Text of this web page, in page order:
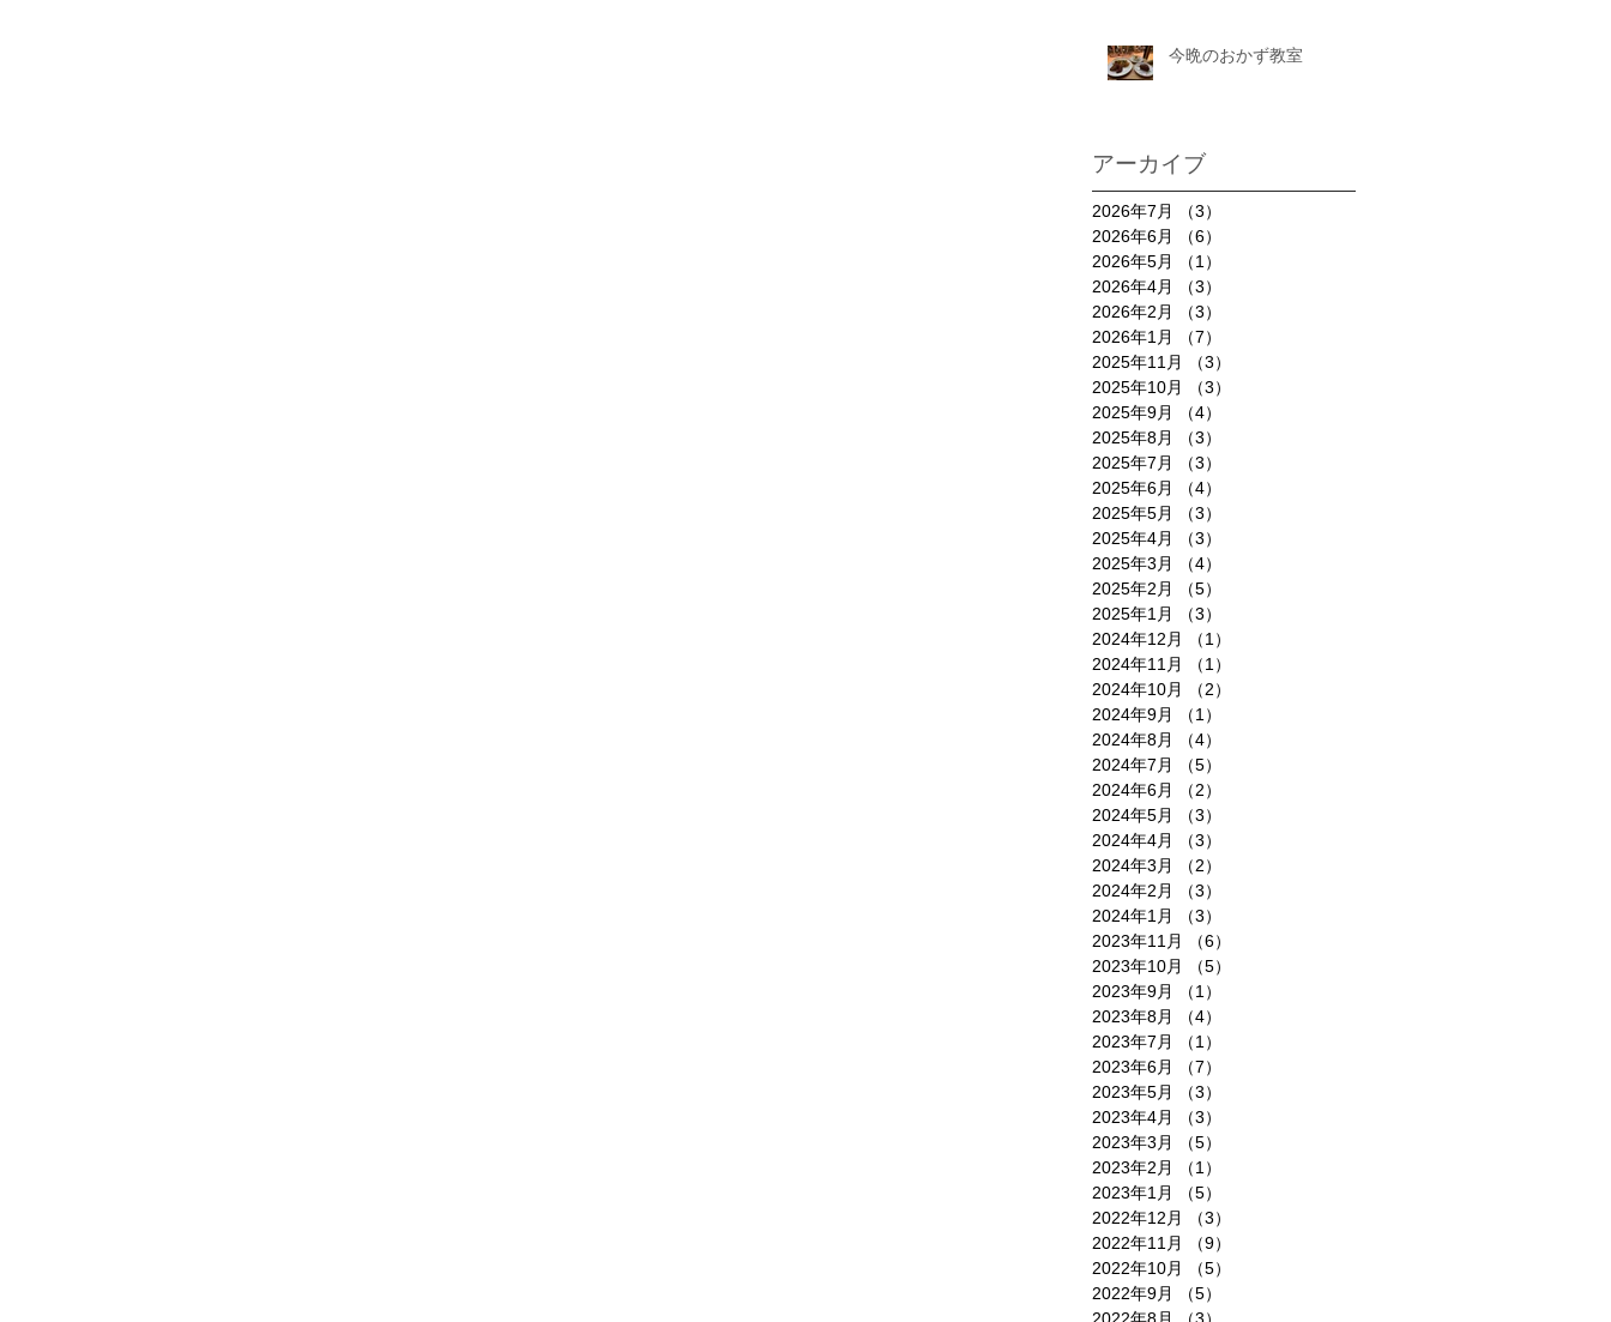
今晩のおかず教室
アーカイブ
2026年7月 （3）
2026年6月
（6）
2026年5月
（1）
2026年4月
（3）
2026年2月
（3）
2026年1月
（7）
2025年11月
（3）
2025年10月
（3）
2025年9月
（4）
2025年8月
（3）
2025年7月
（3）
2025年6月
（4）
2025年5月
（3）
2025年4月
（3）
2025年3月
（4）
2025年2月
（5）
2025年1月
（3）
2024年12月
（1）
2024年11月
（1）
2024年10月
（2）
2024年9月
（1）
2024年8月
（4）
2024年7月
（5）
2024年6月
（2）
2024年5月
（3）
2024年4月
（3）
2024年3月
（2）
2024年2月
（3）
2024年1月
（3）
2023年11月
（6）
2023年10月
（5）
2023年9月
（1）
2023年8月
（4）
2023年7月
（1）
2023年6月
（7）
2023年5月
（3）
2023年4月
（3）
2023年3月
（5）
2023年2月
（1）
2023年1月
（5）
2022年12月
（3）
2022年11月
（9）
2022年10月
（5）
2022年9月
（5）